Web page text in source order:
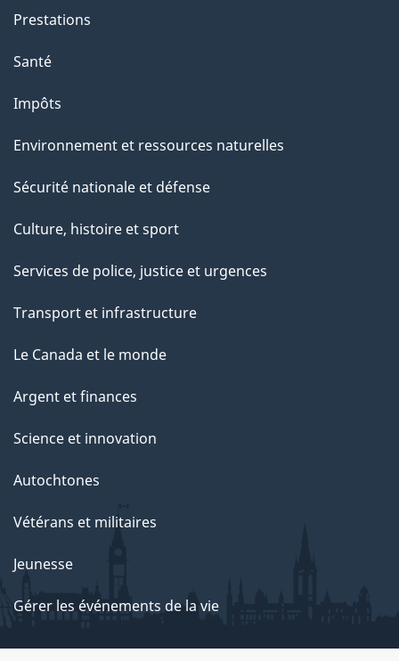
g
e
Prestations
Santé
Impôts
Environnement et ressources naturelles
Sécurité nationale et défense
Culture, histoire et sport
Services de police, justice et urgences
Transport et infrastructure
Le Canada et le monde
Argent et finances
Science et innovation
Autochtones
Vétérans et militaires
Jeunesse
Gérer les événements de la vie